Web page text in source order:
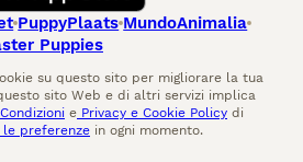
PuppyPlaats MundoAnimalia
Puppies
su questo sito per migliorare la tua
sito Web e di altri servizi implica
e Privacy e Cookie Policy di
le preferenze in ogni momento.